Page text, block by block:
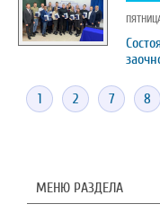
1 2 7 8
МЕНЮ РАЗДЕЛА